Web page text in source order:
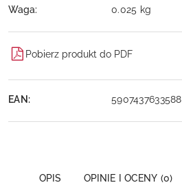
Waga: 0.025 kg
Pobierz produkt do PDF
EAN: 5907437633588
OPIS OPINIE I OCENY (0)